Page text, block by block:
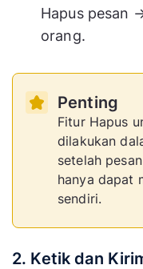
Hapus pesan
orang.
Penting
Fitur Hapus
dilakukan
setelah
hanya dapat
sendiri.
2. Ketik dan